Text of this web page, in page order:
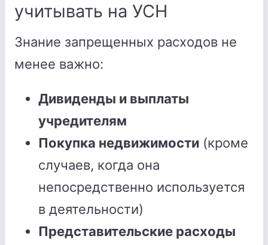
учитывать на УСН
Знание запрещенных расходов не
менее важно:
Дивиденды и выплаты
учредителям
Покупка недвижимости (кроме
случаев, когда она
непосредственно используется
в деятельности)
Представительские расходы